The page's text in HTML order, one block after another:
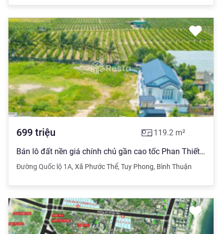
699 triệu 119.2 m²
Bán lô đất nền giá chính chủ gần cao tốc Phan Thiết - Dầu Giây
Đường Quốc lộ 1A, Xã Phước Thể, Tuy Phong, Bình Thuận